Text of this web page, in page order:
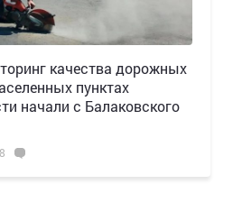
качества дорожных
пунктах
начали с Балаковского